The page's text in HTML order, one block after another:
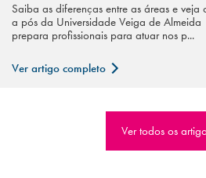
Saiba as diferenças entre as áreas e veja
a pós da Universidade Veiga de Almeida
prepara profissionais para atuar nos p...
Ver artigo completo
Ver todos os